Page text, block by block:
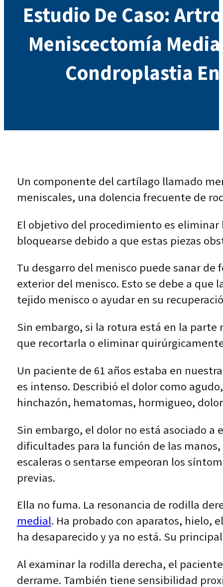
Estudio De Caso:
Meniscectomía
Condroplastia
Un componente del cartílago llamado
meniscales, una dolencia frecuente de
El objetivo del procedimiento es
bloquearse debido a que estas piezas
Tu desgarro del menisco puede sanar
exterior del menisco. Esto se debe a que
tejido menisco o ayudar en su
Sin embargo, si la rotura está en la
que recortarla o eliminar
Un paciente de 61 años estaba en
es intenso. Describió el dolor como
hinchazón, hematomas, hormigueo,
Sin embargo, el dolor no está asociado
dificultades para la función de las
escaleras o sentarse empeoran los
previas.
Ella no fuma. La resonancia de rodilla
medial. Ha probado con aparatos, hielo,
ha desaparecido y ya no está. Su
Al examinar la rodilla derecha, el
derrame. También tiene sensibilidad